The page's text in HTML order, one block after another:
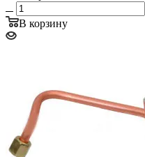
В корзину